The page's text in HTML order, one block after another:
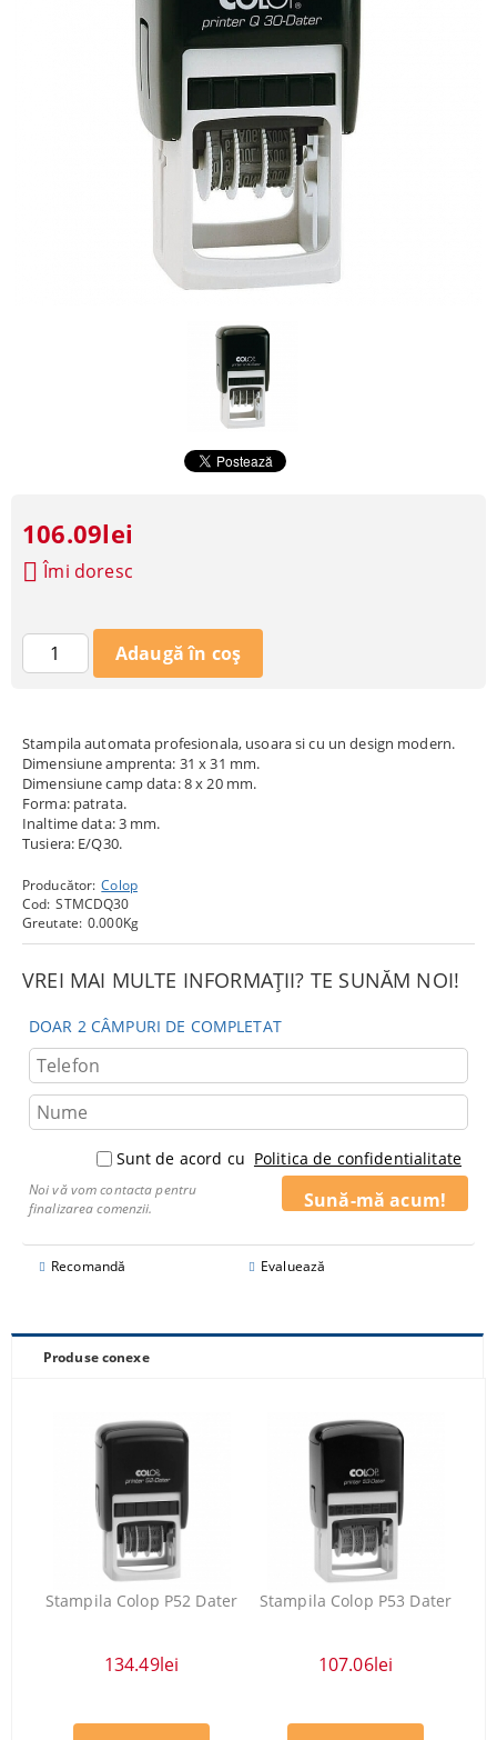
Stampila automata profesionala, usoara si cu un design modern.
Dimensiune amprenta: 31 x 31 mm.
Dimensiune camp data: 8 x 20 mm.
Forma: patrata.
Inaltime data: 3 mm.
Tusiera: E/Q30.
Producător: Colop
Cod: STMCDQ30
Greutate: 0.000Kg
VREI MAI MULTE INFORMAȚII? TE SUNĂM NOI!
DOAR 2 CÂMPURI DE COMPLETAT
Sunt de acord cu Politica de confidentialitate
Noi vă vom contacta pentru
finalizarea comenzii.
Recomandă Evaluează
106.09lei
Îmi doresc
Produse conexe
Stampila Colop P52 Dater
134.49lei
Stampila Colop P53 Dater
107.06lei